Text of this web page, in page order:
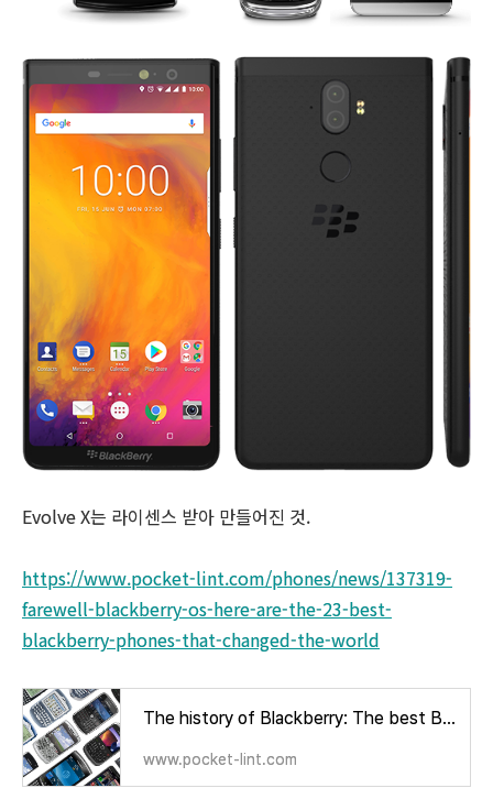
Evolve X는 라이센스 받아 만들어진 것.
https://www.pocket-lint.com/phones/news/137319-
farewell-blackberry-os-here-are-the-23-best-
blackberry-phones-that-changed-the-world
The history of Blackberry: The best BlackBerry phones
www.pocket-lint.com